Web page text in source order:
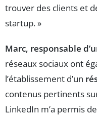
trouver des clients et
startup. »
Marc, responsable
réseaux sociaux ont
l’établissement d’un
contenus pertinents
LinkedIn m’a permis